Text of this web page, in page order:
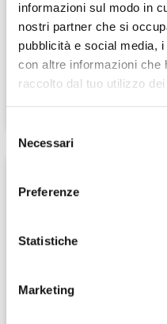
informazioni sul modo in
nostri partner che si
pubblicità e social media,
con altre informazioni che
raccolto dal tuo utilizzo
delNecessari
Preferenze
Statistiche
Marketing
Il Data Scientist
informazioni utili per
supportino il business
competenze?